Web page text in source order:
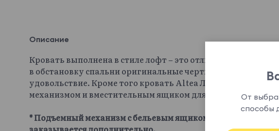
Описание
Кровать выполнена в стиле лофт – это отличное
в обстановку спальни оригинальные черты и доставить
удовольствие. Кроме того кровать Altea Лофт может быть
механизмом и вместительным ящиком для хранения.
* Подъемный механизм с бельевым ящиком и основание
От
способы